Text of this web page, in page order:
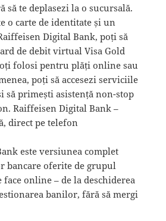
să te deplasezi la o sucursală.
o carte de identitate și un
Digital Bank, poți să
de debit virtual Visa Gold
folosi pentru plăți online sau
poți să accesezi serviciile
să primești asistență non-stop
Raiffeisen Digital Bank –
direct pe telefon
este versiunea complet
bancare oferite de grupul
online – de la deschiderea
banilor, fără să mergi